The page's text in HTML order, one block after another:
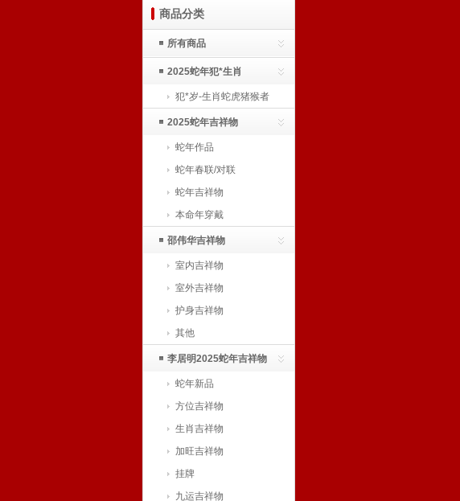
商品分类
所有商品
2025蛇年犯*生肖
犯*岁-生肖蛇虎猪猴者
2025蛇年吉祥物
蛇年作品
蛇年春联/对联
蛇年吉祥物
本命年穿戴
邵伟华吉祥物
室内吉祥物
室外吉祥物
护身吉祥物
其他
李居明2025蛇年吉祥物
蛇年新品
方位吉祥物
生肖吉祥物
加旺吉祥物
挂牌
九运吉祥物